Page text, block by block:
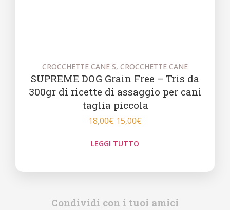
CROCCHETTE CANE S, CROCCHETTE CANE
SUPREME DOG Grain Free – Tris da
300gr di ricette di assaggio per cani
taglia piccola
18,00€ 15,00€
LEGGI TUTTO
Condividi con i tuoi amici